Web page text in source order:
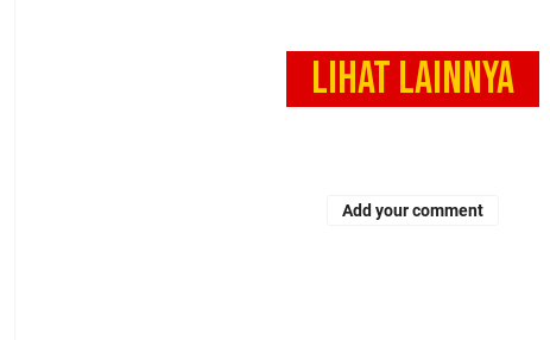
LIHAT LAINNYA
Add your comment